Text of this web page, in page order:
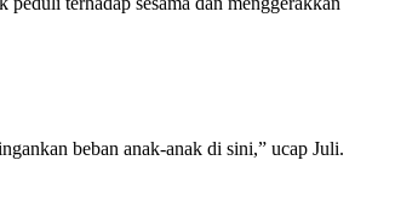
beban anak-anak di sini,” ucap Juli.